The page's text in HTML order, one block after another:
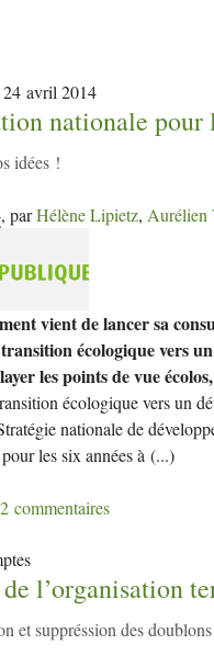
avril 2014
nationale
idées !
, parHélène Lipietz, Aurélien
vient de lancer sa
écologique vers
les points de vue
écologique vers un
nationale de
les six années à (...)
2 commentaires
l’organisation
et suppréssion des doublons